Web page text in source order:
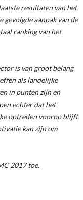
resultaten van het
gevolgde aanpak van de
ranking van het
is van groot belang
als landelijke
in punten zijn en
echter dat het
optreden voorop blijft
kan zijn om
2017 toe.